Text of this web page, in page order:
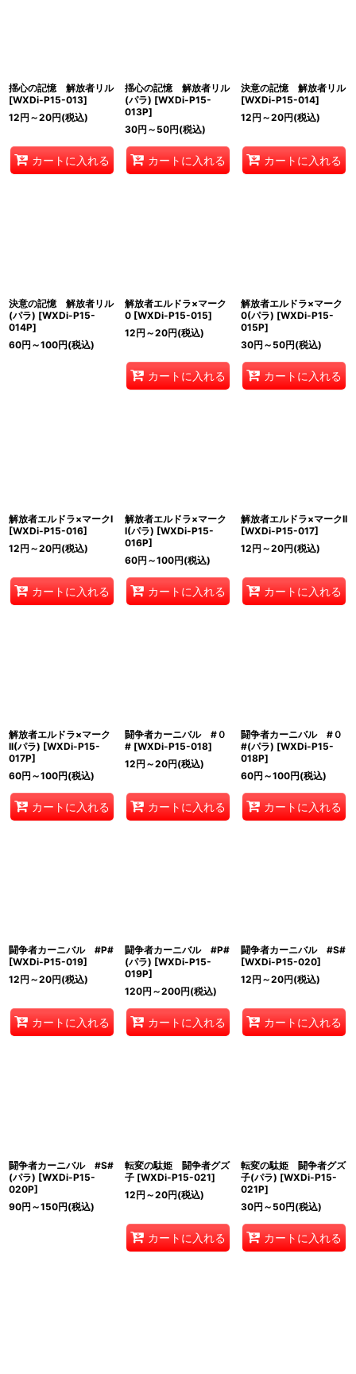
揺心の記憶 解放者リル
[WXDi-P15-013]
12円 ～20円(税込)
カートに入れる
揺心の記憶 解放者リル
(パラ) [WXDi-P15-
013P]
30円 ～50円(税込)
カートに入れる
決意の記憶 解放者リル
[WXDi-P15-014]
12円 ～20円(税込)
カートに入れる
決意の記憶 解放者リル
(パラ) [WXDi-P15-
014P]
60円 ～100円(税込)
解放者エルドラ×マーク
0 [WXDi-P15-015]
12円 ～20円(税込)
カートに入れる
解放者エルドラ×マーク
0(パラ) [WXDi-P15-
015P]
30円 ～50円(税込)
カートに入れる
解放者エルドラ×マークI
[WXDi-P15-016]
12円 ～20円(税込)
カートに入れる
解放者エルドラ×マーク
I(パラ) [WXDi-P15-
016P]
60円 ～100円(税込)
カートに入れる
解放者エルドラ×マークII
[WXDi-P15-017]
12円 ～20円(税込)
カートに入れる
解放者エルドラ×マーク
II(パラ) [WXDi-P15-
017P]
60円 ～100円(税込)
カートに入れる
闘争者カーニバル #０
# [WXDi-P15-018]
12円 ～20円(税込)
カートに入れる
闘争者カーニバル #０
#(パラ) [WXDi-P15-
018P]
60円 ～100円(税込)
カートに入れる
闘争者カーニバル #P#
[WXDi-P15-019]
12円 ～20円(税込)
カートに入れる
闘争者カーニバル #P#
(パラ) [WXDi-P15-
019P]
120円 ～200円(税込)
カートに入れる
闘争者カーニバル #S#
[WXDi-P15-020]
12円 ～20円(税込)
カートに入れる
闘争者カーニバル #S#
(パラ) [WXDi-P15-
020P]
90円 ～150円(税込)
転変の駄姫 闘争者グズ
子 [WXDi-P15-021]
12円 ～20円(税込)
カートに入れる
転変の駄姫 闘争者グズ
子(パラ) [WXDi-P15-
021P]
30円 ～50円(税込)
カートに入れる